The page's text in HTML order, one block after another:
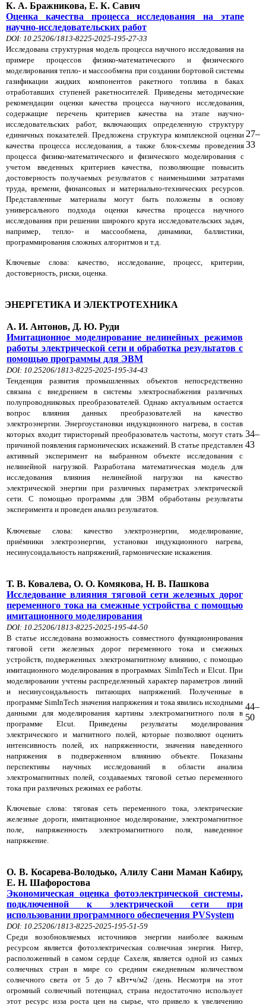
К. А. Бражникова, Е. К. Савич
Оценка качества процесса исследования на этапе
научно-исследовательских работ
DOI: 10.25206/1813-8225-2025-195-27-33
Исследована структурная модель процесса научного исследования на
примере процессов физико-математического и физического
моделирования тепло- и массообмена при создании бортовой системы
газификации жидких компонентов ракетного топлива в баках
отработавших ступеней ракетносителей. Приведены методические
рекомендации оценки качества процесса научного исследования,
содержащие перечень критериев качества на этапе научно-
исследовательских работ, включающих определенную структуру
единичных показателей. Предложена структура комплексной оценки
качества процесса исследования, а также блок-схемы проведения
процесса физико-математического и физического моделирования с
учетом введенных критериев качества, позволяющие повысить
достоверность получаемых результатов с наименьшими затратами
труда, времени, финансовых и материально-технических ресурсов.
Представленные материалы могут быть положены в основу
универсального подхода оценки качества процесса научного
исследования при решении широкого круга исследовательских задач,
например, тепло- и массообмена, динамики, баллистики,
программирования сложных алгоритмов и т.д.
Ключевые слова: качество, исследование, процесс, критерии,
достоверность, риски, оценка.
27–
33
ЭНЕРГЕТИКА И ЭЛЕКТРОТЕХНИКА
А. И. Антонов, Д. Ю. Руди
Имитационное моделирование нелинейных режимов
работы электрической сети и обработка результатов с
помощью программы для ЭВМ
DOI: 10.25206/1813-8225-2025-195-34-43
Тенденция развития промышленных объектов непосредственно
связана с внедрением в системы электроснабжения различных
полупроводниковых преобразователей. Однако актуальным остается
вопрос влияния данных преобразователей на качество
электроэнергии. Энергоустановки индукционного нагрева, в состав
которых входит тиристорный преобразователь частоты, могут стать
причиной появления гармонических искажений. В статье представлен
активный эксперимент на выбранном объекте исследования с
нелинейной нагрузкой. Разработана математическая модель для
исследования влияния нелинейной нагрузки на качество
электрической энергии при различных параметрах электрической
сети. C помощью программы для ЭВМ обработаны результаты
эксперимента и проведен анализ результатов.
Ключевые слова: качество электроэнергии, моделирование,
приёмники электроэнергии, установки индукционного нагрева,
несинусоидальность напряжений, гармонические искажения.
34–
43
Т. В. Ковалева, О. О. Комякова, Н. В. Пашкова
Исследование влияния тяговой сети железных дорог
переменного тока на смежные устройства с помощью
имитационного моделирования
DOI: 10.25206/1813-8225-2025-195-44-50
В статье исследована возможность совместного функционирования
тяговой сети железных дорог переменного тока и смежных
устройств, подверженных электромагнитному влиянию, с помощью
имитационного моделирования в программах SimInTech и Elcut. При
моделировании учтены распределенный характер параметров линий
и несинусоидальность питающих напряжений. Полученные в
программе SimInTech значения напряжения и тока явились исходными
данными для моделирования картины электромагнитного поля в
программе Elcut. Приведены результаты моделирования
электрического и магнитного полей, которые позволяют оценить
интенсивность полей, их напряженности, значения наведенного
напряжения в подверженном влиянию объекте. Показаны
перспективы научных исследований в области анализа
электромагнитных полей, создаваемых тяговой сетью переменного
тока при различных режимах ее работы.
Ключевые слова: тяговая сеть переменного тока, электрические
железные дороги, имитационное моделирование, электромагнитное
поле, напряженность электромагнитного поля, наведенное
напряжение.
44–
50
О. В. Косарева-Володько, Алилу Сани Маман Кабиру,
Е. Н. Шафоростова
Экономическая оценка фотоэлектрической системы,
подключенной к электрической сети при
использовании программного обеспечения PVSystem
DOI: 10.25206/1813-8225-2025-195-51-59
Среди возобновляемых источников энергии наиболее важным
ресурсом является фотоэлектрическая солнечная энергия. Нигер,
расположенный в самом сердце Сахеля, является одной из самых
солнечных стран в мире со средним ежедневным количеством
солнечного света от 5 до 7 кВт•ч/м2 /день. Несмотря на этот
огромный солнечный потенциал, страна недостаточно использует
этот ресурс изза роста цен на сырье, что привело к увеличению